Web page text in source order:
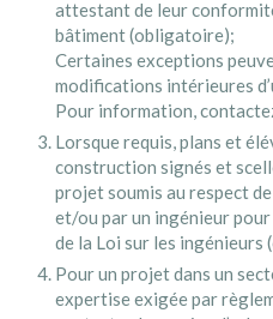
attestant de leur
bâtiment (obligatoire);
Certaines exceptions
modifications intérieures
Pour information,
Lorsque requis, plans et
construction signés et
projet soumis au respect
et/ou par un ingénieur
de la Loi sur les
Pour un projet dans un
expertise exigée par